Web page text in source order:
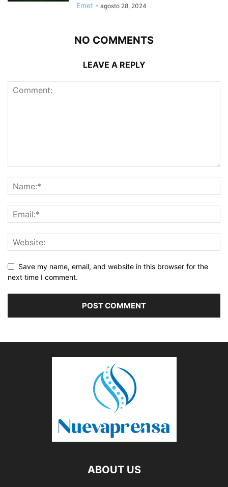
Emet - agosto 28, 2024
NO COMMENTS
LEAVE A REPLY
Save my name, email, and website in this browser for the
next time I comment.
ABOUT US